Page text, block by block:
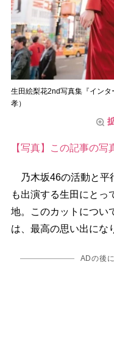
生田絵梨花2nd写真集『イン
孝）
【写真】この記事の写
乃木坂46の活動と平
も出演する生田にとっ
地。このカットについ
は、最高の思い出にな
ADの後